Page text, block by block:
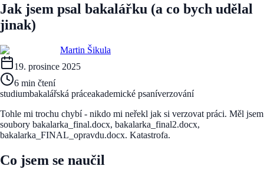
Jak jsem psal bakalářku (a co bych udělal
jinak)
Martin Šikula
19. prosince 2025
6 min čtení
studiumbakalářská práceakademické psaníverzování
Tohle mi trochu chybí - nikdo mi neřekl jak si verzovat práci. Měl jsem
soubory bakalarka_final.docx, bakalarka_final2.docx,
bakalarka_FINAL_opravdu.docx. Katastrofa.
Co jsem se naučil